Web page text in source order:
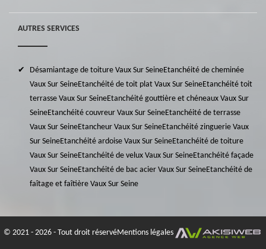
AUTRES SERVICES
Désamiantage de toiture Vaux Sur SeineEtanchéité de cheminée
Vaux Sur SeineEtanchéité de toit plat Vaux Sur SeineEtanchéité toit
terrasse Vaux Sur SeineEtanchéité gouttière et chéneaux Vaux Sur
SeineEtanchéité couvreur Vaux Sur SeineEtanchéité de terrasse
Vaux Sur SeineEtancheur Vaux Sur SeineEtanchéité zinguerie Vaux
Sur SeineEtanchéité ardoise Vaux Sur SeineEtanchéité de toiture
Vaux Sur SeineEtanchéité de velux Vaux Sur SeineEtanchéité façade
Vaux Sur SeineEtanchéité de bac acier Vaux Sur SeineEtanchéité de
faîtage et faîtière Vaux Sur Seine
© 2021 - 2026 - Tout droit réservéMentions légales